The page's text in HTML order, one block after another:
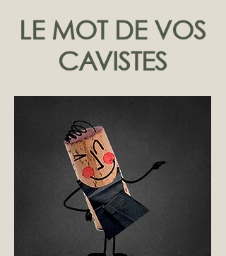
LE MOT DE VOS
CAVISTES